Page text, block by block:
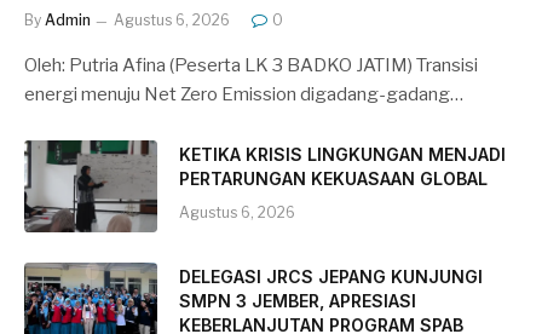
By Admin Agustus 6, 2026 0
Oleh: Putria Afina (Peserta LK 3 BADKO JATIM) Transisi
energi menuju Net Zero Emission digadang-gadang…
KETIKA KRISIS LINGKUNGAN MENJADI
PERTARUNGAN KEKUASAAN GLOBAL
Agustus 6, 2026
DELEGASI JRCS JEPANG KUNJUNGI
SMPN 3 JEMBER, APRESIASI
KEBERLANJUTAN PROGRAM SPAB